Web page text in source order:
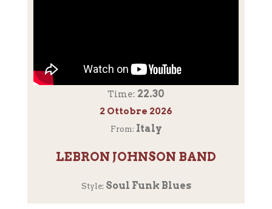
Time: 22.30
2 Ottobre 2026
From: Italy
LEBRON JOHNSON BAND
Style: Soul Funk Blues